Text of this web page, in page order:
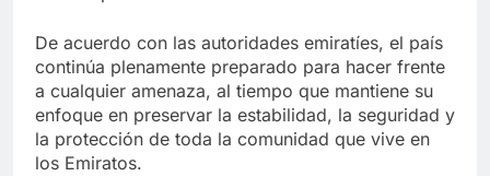
De acuerdo con las autoridades emiratíes, el país
continúa plenamente preparado para hacer frente
a cualquier amenaza, al tiempo que mantiene su
enfoque en preservar la estabilidad, la seguridad y
la protección de toda la comunidad que vive en
los Emiratos.